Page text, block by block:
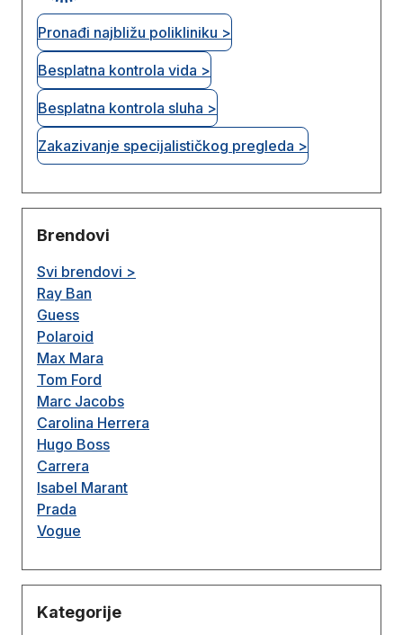
Pronađi najbližu polikliniku >
Besplatna kontrola vida >
Besplatna kontrola sluha >
Zakazivanje specijalističkog pregleda >
Brendovi
Svi brendovi >
Ray Ban
Guess
Polaroid
Max Mara
Tom Ford
Marc Jacobs
Carolina Herrera
Hugo Boss
Carrera
Isabel Marant
Prada
Vogue
Kategorije